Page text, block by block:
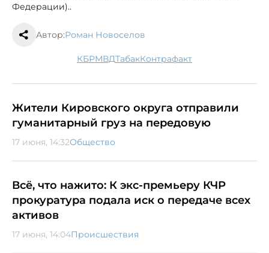
Федерации)..
Автор:Роман Новоселов
КБР МВД табак контрафакт
Жители Кировского округа отправили
гуманитарный груз на передовую
17 июня, 14:32Общество
Всё, что нажито: К экс-премьеру КЧР
прокуратура подала иск о передаче всех
активов
17 июня, 14:04Происшествия